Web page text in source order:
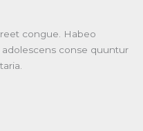
congue. Habeo
conse quuntur